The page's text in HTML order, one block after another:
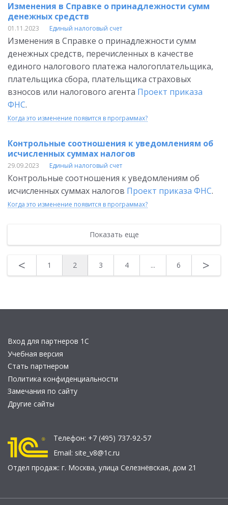
Изменения в Справке о принадлежности сумм
денежных средств
01.11.2023 Единый налоговый счет
Изменения в Справке о принадлежности сумм
денежных средств, перечисленных в качестве
единого налогового платежа налогоплательщика,
плательщика сбора, плательщика страховых
взносов или налогового агента Проект приказа
ФНС.
Когда это изменение появится в программах?
Контрольные соотношения к уведомлениям об
исчисленных суммах налогов
29.09.2023 Единый налоговый счет
Контрольные соотношения к уведомлениям об
исчисленных суммах налогов Проект приказа ФНС.
Когда это изменение появится в программах?
Показать еще
< 1 2 3 4 ... 6 >
Вход для партнеров 1С
Учебная версия
Стать партнером
Политика конфиденциальности
Замечания по сайту
Другие сайты
Телефон: +7 (495) 737-92-57
Email: site_v8@1c.ru
Отдел продаж: г. Москва, улица Селезнёвская, дом 21